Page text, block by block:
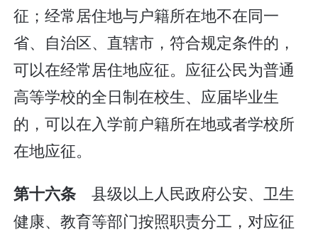
征；经常居住地与户籍所在地不在同一
省、自治区、直辖市，符合规定条件的，
可以在经常居住地应征。应征公民为普通
高等学校的全日制在校生、应届毕业生
的，可以在入学前户籍所在地或者学校所
在地应征。
第十六条 县级以上人民政府公安、卫生
健康、教育等部门按照职责分工，对应征